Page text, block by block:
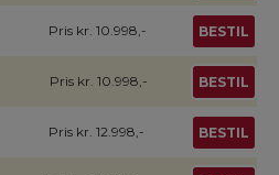
Pris kr. 10.998,- BESTIL
Pris kr. 10.998,- BESTIL
Pris kr. 12.998,- BESTIL